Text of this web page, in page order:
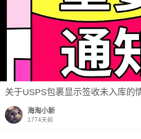
关于USPS包裹显示签收未入库的
海淘小新
1774天前